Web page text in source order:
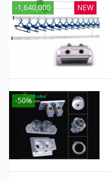
NEW
-1,640,000
-50%